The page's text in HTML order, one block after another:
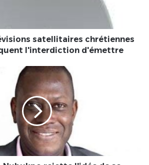
satellitaires chrétiennes
l'interdiction d'émettre